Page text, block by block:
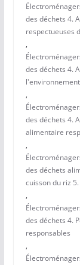
des déchets 4.
respectueuses
,
des déchets 4.
l'environnement
,
des déchets 4.
alimentaire
,
des déchets
cuisson du riz
,
des déchets 4.
responsables
,